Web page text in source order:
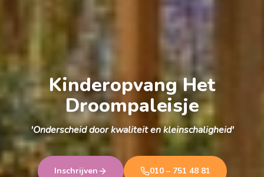
Kinderopvang Het
Droompaleisje
'Onderscheid door kwaliteit en kleinschaligheid'
Inschrijven 010 – 751 48 81